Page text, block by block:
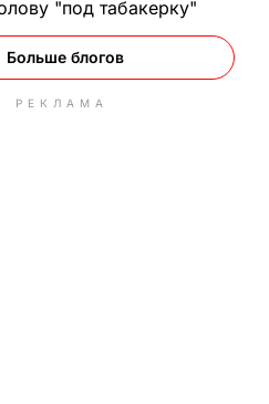
"под табакерку"
Больше блогов
РЕКЛАМА